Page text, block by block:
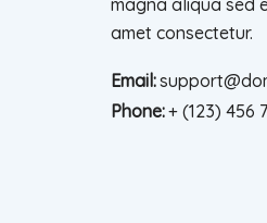
amet consectetur.
Email:
Phone:+ (123) 456